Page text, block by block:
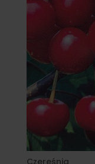
Czereśnia